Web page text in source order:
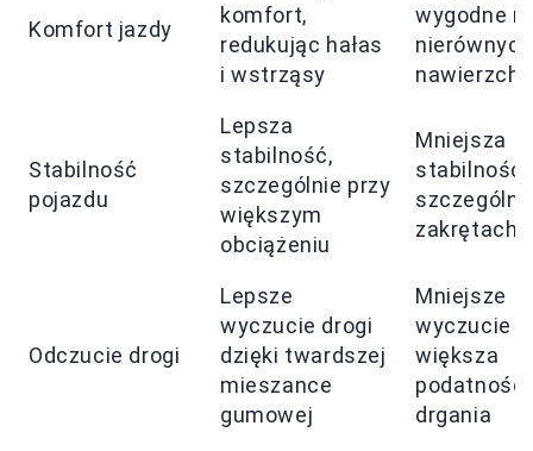
Komfort jazdy
komfort,
redukując hałas
i wstrząsy
wygodne
nierównych
Stabilność
pojazdu
Lepsza
stabilność,
szczególnie przy
większym
obciążeniu
Mniejsza
stabilność,
zakrętach
Odczucie drogi
Lepsze
wyczucie drogi
dzięki twardszej
mieszance
gumowej
Mniejsze
wyczucie
większa
podatność
drgania